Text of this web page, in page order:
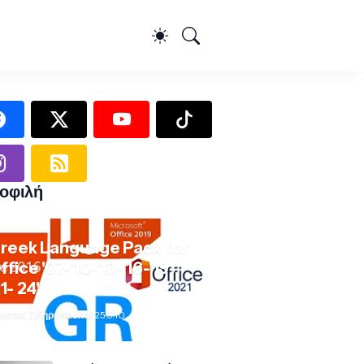
Language Pack for
'07-'10-'13-'16-'19-
24'
Σιδηρόπουλος 25.9.10